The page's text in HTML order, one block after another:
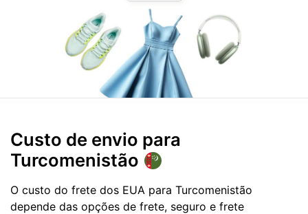
Custo de envio para
Turcomenistão
O custo do frete dos EUA para Turcomenistão
depende das opções de frete, seguro e frete